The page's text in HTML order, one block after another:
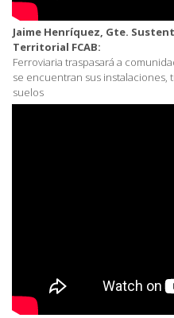
Jaime Henríquez, Gte.
Territorial FCAB:
Ferroviaria traspasará a
se encuentran sus
suelos